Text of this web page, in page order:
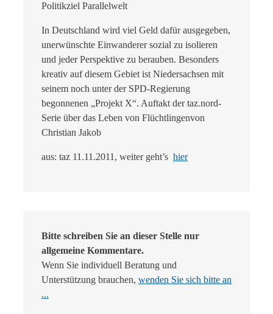
Politikziel Parallelwelt
In Deutschland wird viel Geld dafür ausgegeben,
unerwünschte Einwanderer sozial zu isolieren
und jeder Perspektive zu berauben. Besonders
kreativ auf diesem Gebiet ist Niedersachsen mit
seinem noch unter der SPD-Regierung
begonnenen „Projekt X“. Auftakt der taz.nord-
Serie über das Leben von Flüchtlingenvon
Christian Jakob
aus: taz 11.11.2011, weiter geht’s hier
Bitte schreiben Sie an dieser Stelle nur
allgemeine Kommentare.
Wenn Sie individuell Beratung und
Unterstützung brauchen, wenden Sie sich bitte an
...